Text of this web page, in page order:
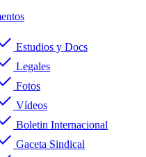
Estudios y Docs
Legales
Fotos
Vídeos
Boletin Internacional
Gaceta Sindical